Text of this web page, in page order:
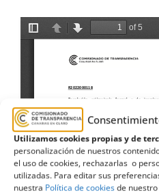
Utilizamos cookies propias y de
personalización de nuestros
el uso de cookies, rechazarlas o
utilizadas. Para editar sus
nuestra Política de cookiesde